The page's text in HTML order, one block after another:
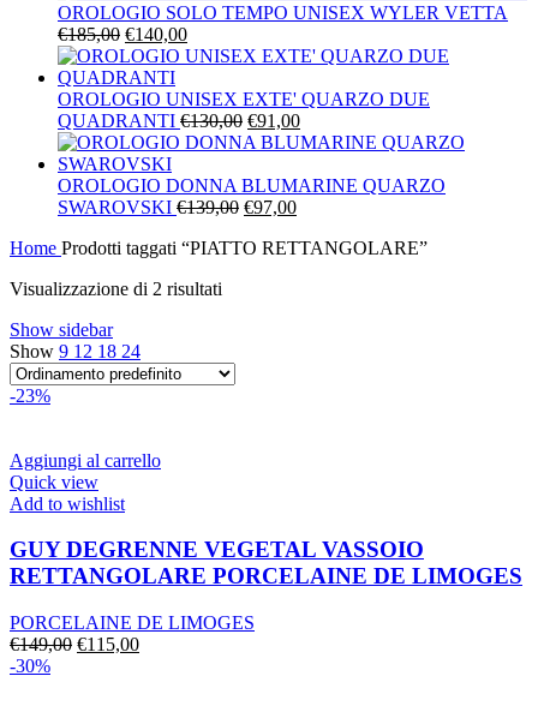
OROLOGIO SOLO TEMPO UNISEX WYLER VETTA
€185,00 Il
prezzo
originale
era:
€185,00.
€140,00Il
prezzo
è:
€140,00.
OROLOGIO UNISEX EXTE' QUARZO DUE
QUADRANTI €130,00 Il
prezzo
era:
€130,00.
€91,00Il
prezzo
è:
OROLOGIO DONNA BLUMARINE QUARZO
SWAROVSKI €139,00 Il
originale
€97,00Il
attuale
Home Prodotti taggati “PIATTO RETTANGOLARE”
Visualizzazione di 2 risultati
Show sidebar
Show 9 12 18 24
-23%
Aggiungi al carrello
Quick view
Add to wishlist
GUY DEGRENNE VEGETAL VASSOIO
RETTANGOLARE PORCELAINE DE LIMOGES
PORCELAINE DE LIMOGES
€149,00 Il
€115,00Il
-30%